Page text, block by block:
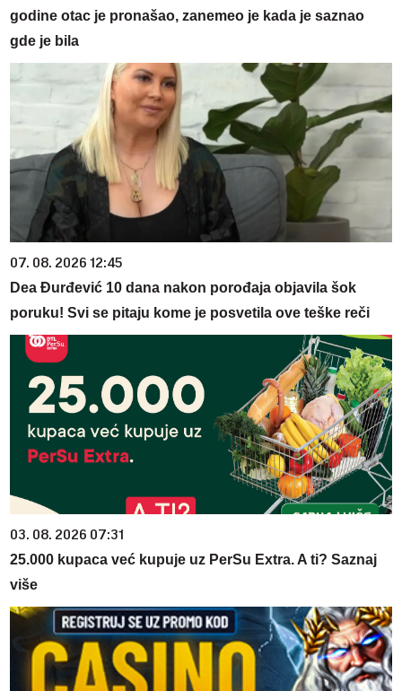
godine otac je pronašao, zanemeo je kada je saznao
gde je bila
07. 08. 2026 12:45
Dea Đurđević 10 dana nakon porođaja objavila šok
poruku! Svi se pitaju kome je posvetila ove teške reči
03. 08. 2026 07:31
25.000 kupaca već kupuje uz PerSu Extra. A ti? Saznaj
više